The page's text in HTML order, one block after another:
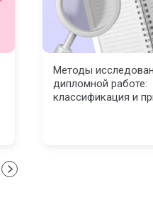
Методы
дипломной работе:
классификация и